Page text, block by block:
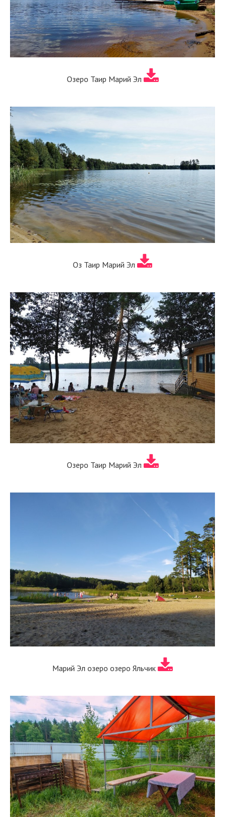
Озеро Таир Марий Эл
Оз Таир Марий Эл
Озеро Таир Марий Эл
Марий Эл озеро озеро Яльчик